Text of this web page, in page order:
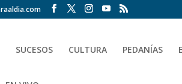
SUCESOS CULTURA PEDANÍAS